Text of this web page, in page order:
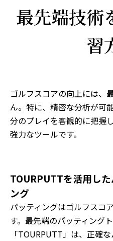
最先端技術
習
ゴルフスコアの向上には、
ん。特に、精密な分析が可
分のプレイを客観的に把握
強力なツールです。
TOURPUTTを活用し
ング
パッティングはゴルフスコ
す。最先端のパッティング
「TOURPUTT」は、正確